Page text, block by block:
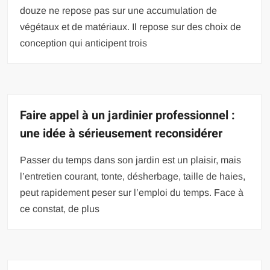
douze ne repose pas sur une accumulation de
végétaux et de matériaux. Il repose sur des choix de
conception qui anticipent trois
Faire appel à un jardinier professionnel :
une idée à sérieusement reconsidérer
Passer du temps dans son jardin est un plaisir, mais
l’entretien courant, tonte, désherbage, taille de haies,
peut rapidement peser sur l’emploi du temps. Face à
ce constat, de plus